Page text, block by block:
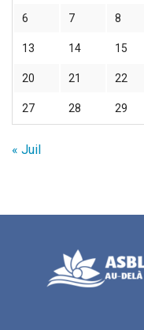
6 7 8
13 14 15
20 21 22
27 28 29
« Juil